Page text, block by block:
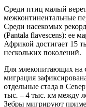
Среди птиц малый
межконтинентальные
Среди насекомых
(Pantala flavescens): ее
Африкой достигает 15
нескольких поколений.
Для млекопитающих на
миграция
отдельные стада в
тыс. – 4 тыс. км между
Зебры мигрируют